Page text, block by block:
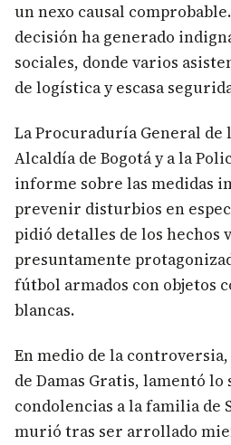
un nexo causal
decisión ha generado
sociales, donde varios
de logística y escasa
La Procuraduría General de
Alcaldía de Bogotá y a la
informe sobre las medidas
prevenir disturbios en
pidió detalles de los hechos
presuntamente
fútbol armados con objetos
blancas.
En medio de la
de Damas Gratis, lamentó lo
condolencias a la familia de
murió tras ser arrollado